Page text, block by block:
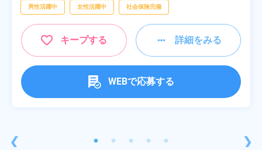
❮
男性活躍中 女性活躍中 社会保険完備
キープする 詳細をみる
WEBで応募する
❯